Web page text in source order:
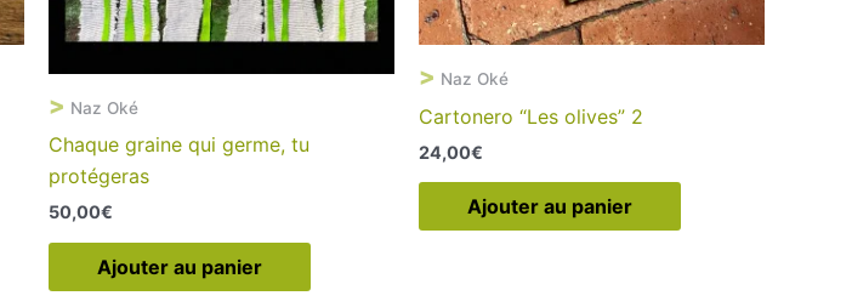
> Naz Oké
Chaque graine qui germe, tu
protégeras
50,00€
Ajouter au panier
> Naz Oké
Cartonero “Les olives” 2
24,00€
Ajouter au panier